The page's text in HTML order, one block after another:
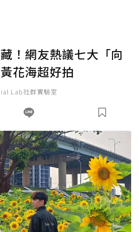
！網友熱議七大「向
花海超好拍
Lab社群實驗室